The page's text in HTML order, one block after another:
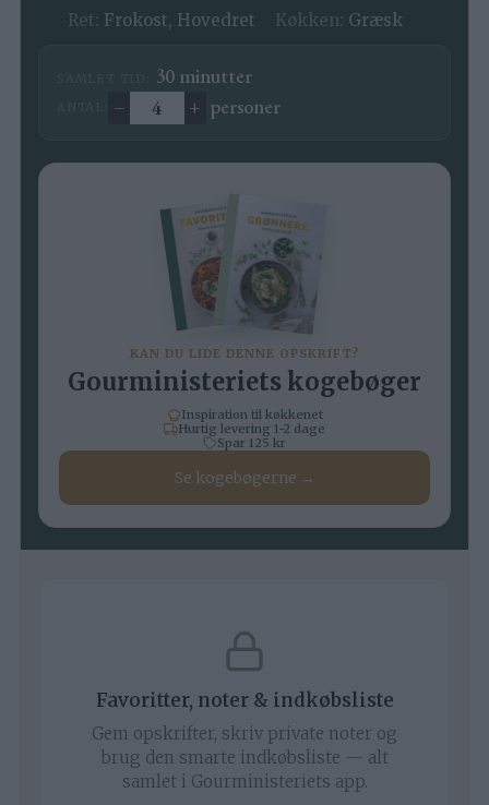
Ret: Frokost, Hovedret Køkken: Græsk
30minutter
minutter
Ændre antal
– + personer
KAN DU LIDE DENNE OPSKRIFT?
Gourministeriets kogebøger
Inspiration til køkkenet
Hurtig levering 1-2 dage
Spar 125 kr
Se kogebøgerne →
Favoritter, noter & indkøbsliste
Gem opskrifter, skriv private noter og
brug den smarte indkøbsliste — alt
samlet i Gourministeriets app.